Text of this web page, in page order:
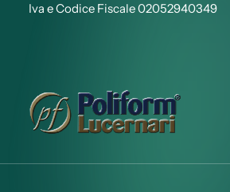
Iva e Codice Fiscale 02052940349